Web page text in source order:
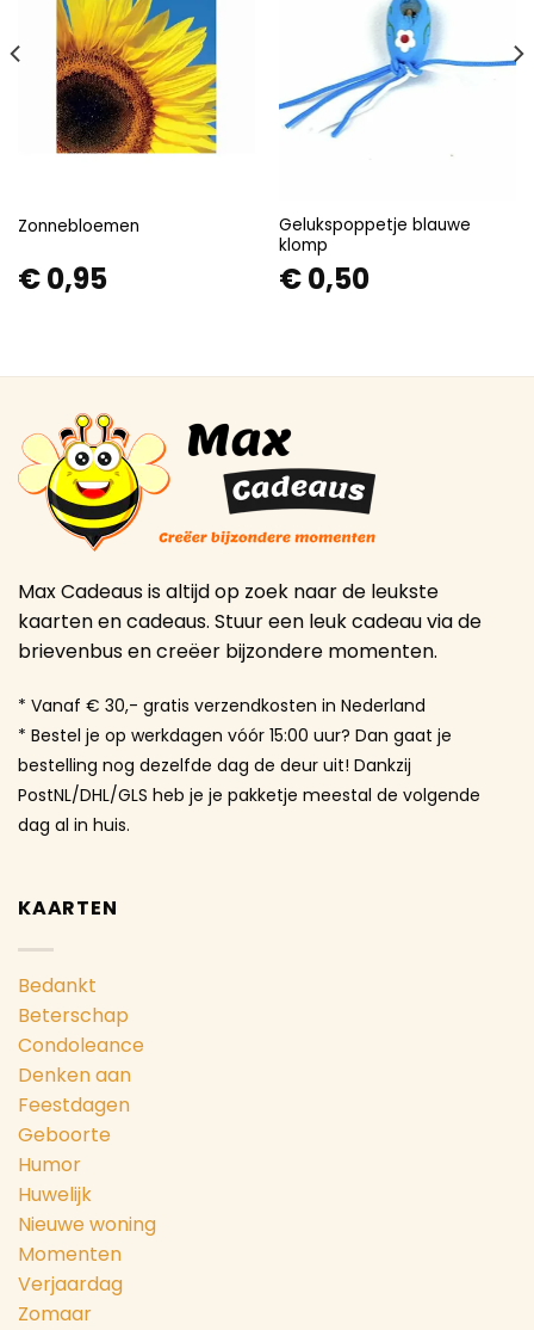
Zonnebloemen
€0,95
Gelukspoppetje blauwe
klomp
€0,50
Max Cadeaus is altijd op zoek naar de leukste
kaarten en cadeaus. Stuur een leuk cadeau via de
brievenbus en creëer bijzondere momenten.
* Vanaf € 30,- gratis verzendkosten in Nederland
* Bestel je op werkdagen vóór 15:00 uur? Dan gaat je
bestelling nog dezelfde dag de deur uit! Dankzij
PostNL/DHL/GLS heb je je pakketje meestal de volgende
dag al in huis.
KAARTEN
Bedankt
Beterschap
Condoleance
Denken aan
Feestdagen
Geboorte
Humor
Huwelijk
Nieuwe woning
Momenten
Verjaardag
Zomaar